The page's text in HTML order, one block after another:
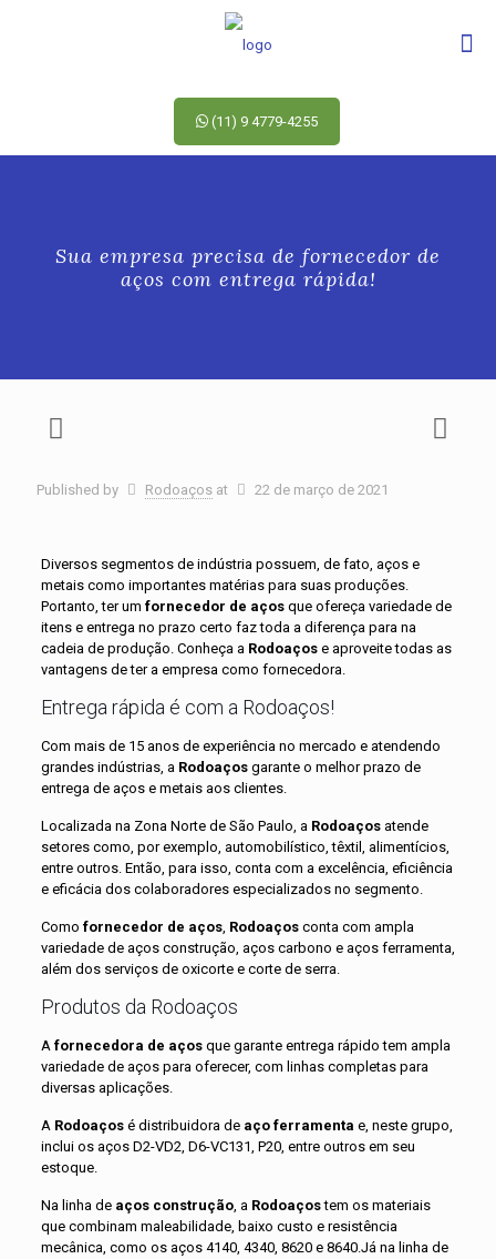
(11) 9 4779-4255
Sua empresa precisa de fornecedor de
aços com entrega rápida!
Published by Rodoaços at 22 de março de 2021
Diversos segmentos de indústria possuem, de fato, aços e
metais como importantes matérias para suas produções.
Portanto, ter um fornecedor de açosque ofereça variedade de
itens e entrega no prazo certo faz toda a diferença para na
cadeia de produção. Conheça a Rodoaços e aproveite todas as
vantagens de ter a empresa como fornecedora.
Entrega rápida é com a Rodoaços!
Com mais de 15 anos de experiência no mercado e atendendo
grandes indústrias, a Rodoaços garante o melhor prazo de
entrega de aços e metais aos clientes.
Localizada na Zona Norte de São Paulo, a Rodoaços atende
setores como, por exemplo, automobilístico, têxtil, alimentícios,
entre outros. Então, para isso, conta com a excelência, eficiência
e eficácia dos colaboradores especializados no segmento.
Como fornecedor de aços, Rodoaços conta com ampla
variedade de aços construção, aços carbono e aços ferramenta,
além dos serviços de oxicorte e corte de serra.
Produtos da Rodoaços
A fornecedora de açosque garante entrega rápido tem ampla
variedade de aços para oferecer, com linhas completas para
diversas aplicações.
A Rodoaços é distribuidora deaço ferramenta e, neste grupo,
inclui os aços D2-VD2, D6-VC131, P20, entre outros em seu
estoque.
Na linha de aços construção, a Rodoaçostem os materiais
que combinam maleabilidade, baixo custo e resistência
mecânica, como os aços 4140, 4340, 8620 e 8640.Já na linha de